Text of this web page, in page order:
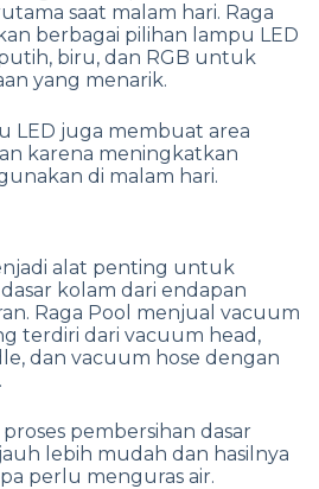
saat malam hari. Raga
berbagai pilihan lampu LED
biru, dan RGB untuk
yang menarik.
LED juga membuat area
karena meningkatkan
di malam hari.
alat penting untuk
kolam dari endapan
Raga Pool menjual vacuum
terdiri dari vacuum head,
dan vacuum hose dengan
pembersihan dasar
lebih mudah dan hasilnya
perlu menguras air.